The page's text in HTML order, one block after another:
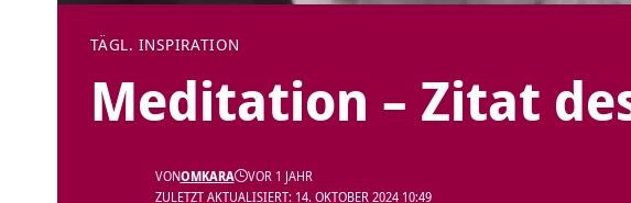
TÄGL. INSPIRATION
Meditation – Zitat
ZULETZT AKTUALISIERT: 14. OKTOBER 2024 10:49
VONOMKARA VOR 1 JAHR